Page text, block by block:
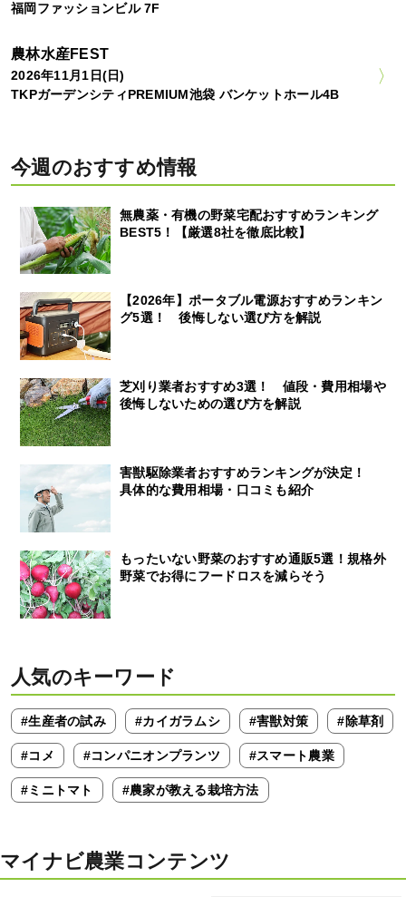
福岡ファッションビル 7F
農林水産FEST
2026年11月1日(日)
TKPガーデンシティPREMIUM池袋 バンケットホール4B
今週のおすすめ情報
無農薬・有機の野菜宅配おすすめランキング
BEST5！【厳選8社を徹底比較】
【2026年】ポータブル電源おすすめランキン
グ5選！ 後悔しない選び方を解説
芝刈り業者おすすめ3選！ 値段・費用相場や
後悔しないための選び方を解説
害獣駆除業者おすすめランキングが決定！
具体的な費用相場・口コミも紹介
もったいない野菜のおすすめ通販5選！規格外
野菜でお得にフードロスを減らそう
人気のキーワード
#生産者の試み #カイガラムシ #害獣対策 #除草剤
#コメ #コンパニオンプランツ #スマート農業
#ミニトマト #農家が教える栽培方法
マイナビ農業コンテンツ